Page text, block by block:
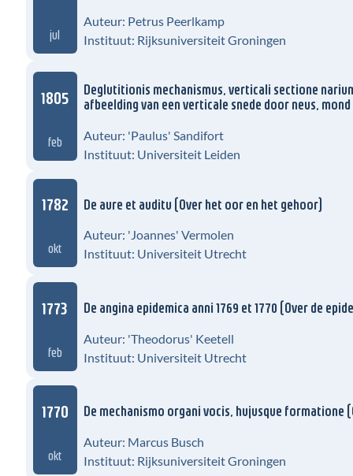
jul
Auteur: Petrus Peerlkamp
Instituut: Rijksuniversiteit Groningen
1805
feb
Deglutitionis mechanismus, verticali sectione
afbeelding van een verticale snede door neus,
Auteur: 'Paulus' Sandifort
Instituut: Universiteit Leiden
1782
okt
De aure et auditu (Over het oor en het gehoor)
Auteur: 'Joannes' Vermolen
Instituut: Universiteit Utrecht
1773
feb
De angina epidemica anni 1769 et 1770 (Over de
Auteur: 'Theodorus' Keetell
Instituut: Universiteit Utrecht
1770
okt
De mechanismo organi vocis, hujusque formatione
Auteur: Marcus Busch
Instituut: Rijksuniversiteit Groningen